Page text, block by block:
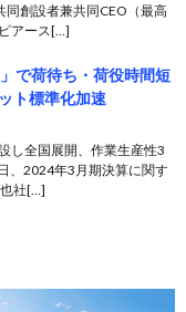
同創設者兼共同CEO（最高
アース[…]
で荷待ち・荷役時間短
ト標準化加速
し全国展開、作業生産性3
、2024年3月期決算に関す
社[…]